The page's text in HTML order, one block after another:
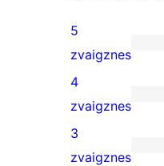
148
5-
star
reviews
5
zvaigznes
4
4-
star
4
zvaigznes
4
3
zvaigznes